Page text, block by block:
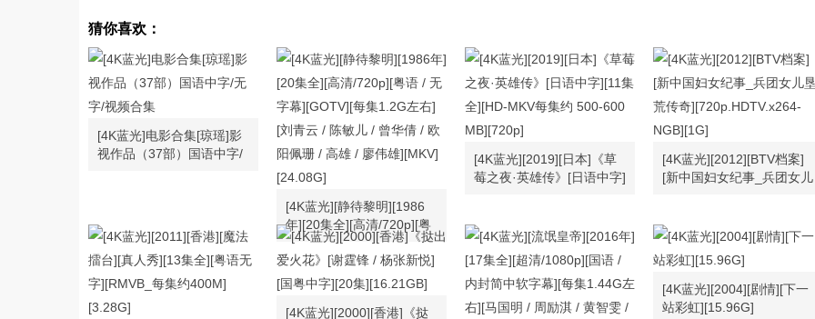
猜你喜欢：
[4K蓝光]电影合集[琼瑶]影
视作品（37部）国语中字/
[4K蓝光][静待黎明][1986
年][20集全][高清/720p][粤
语 / 无字幕][GOTV][每集
1.2G左右][刘青云 / 陈敏儿
/ 曾华倩 / 欧阳佩珊 / 高雄 /
[4K蓝光][2019][日本]《草
莓之夜·英雄传》[日语中字]
[4K蓝光][2012][BTV档案]
[新中国妇女纪事_兵团女儿
[1G]
[4K蓝光][2000][香港]《挞
[4K蓝光][2004][剧情][下一
站彩虹][15.96G]